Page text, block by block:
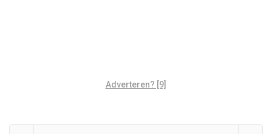
Adverteren? [9]